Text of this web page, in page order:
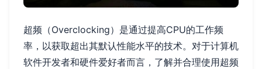
超频（Overclocking）是通过提高CPU的工作频
率，以获取超出其默认性能水平的技术。对于计算机
软件开发者和硬件爱好者而言，了解并合理使用超频